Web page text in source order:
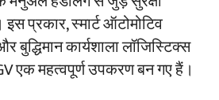
प्रकार, स्मार्ट ऑटोमोटिव
बुद्धिमान कार्यशाला लॉजिस्टिक्स
एक महत्वपूर्ण उपकरण बन गए हैं।